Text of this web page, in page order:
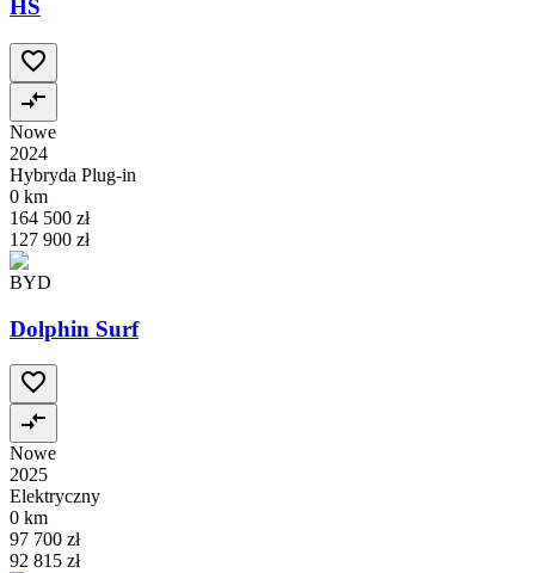
HS
Nowe
2024
Hybryda Plug-in
0 km
164 500 zł
127 900 zł
BYD
Dolphin Surf
Nowe
2025
Elektryczny
0 km
97 700 zł
92 815 zł